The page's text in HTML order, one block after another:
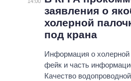
заявления о
холерной
под крана
Информация о холерной
фейк и часть
Качество